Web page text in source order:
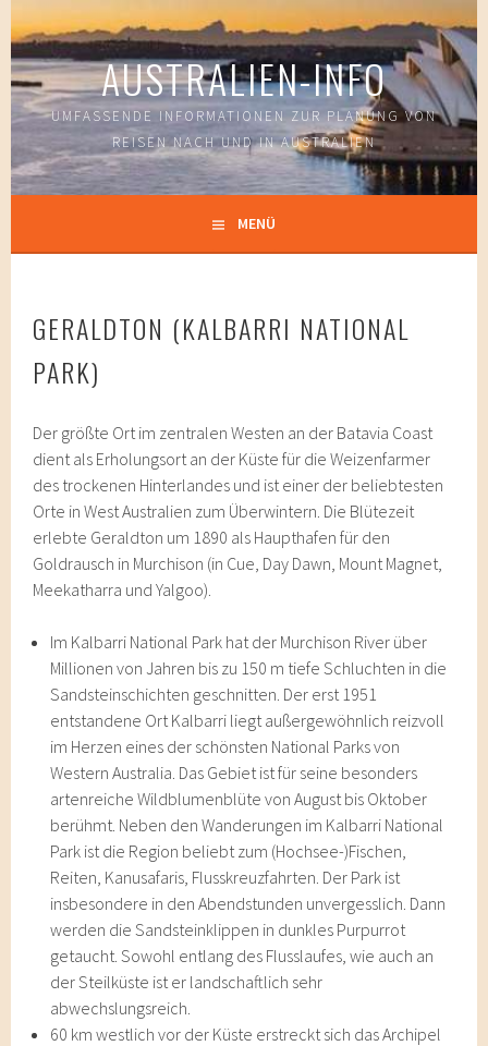
Springe
zum
Inhalt
AUSTRALIEN-INFO
UMFASSENDE INFORMATIONEN ZUR PLANUNG VON
REISEN NACH UND IN AUSTRALIEN
MENÜ
GERALDTON (KALBARRI NATIONAL
PARK)
Der größte Ort im zentralen Westen an der Batavia Coast
dient als Erholungsort an der Küste für die Weizenfarmer
des trockenen Hinterlandes und ist einer der beliebtesten
Orte in West Australien zum Überwintern. Die Blütezeit
erlebte Geraldton um 1890 als Haupthafen für den
Goldrausch in Murchison (in Cue, Day Dawn, Mount Magnet,
Meekatharra und Yalgoo).
Im Kalbarri National Park hat der Murchison River über
Millionen von Jahren bis zu 150 m tiefe Schluchten in die
Sandsteinschichten geschnitten. Der erst 1951
entstandene Ort Kalbarri liegt außergewöhnlich reizvoll
im Herzen eines der schönsten National Parks von
Western Australia. Das Gebiet ist für seine besonders
artenreiche Wildblumenblüte von August bis Oktober
berühmt. Neben den Wanderungen im Kalbarri National
Park ist die Region beliebt zum (Hochsee-)Fischen,
Reiten, Kanusafaris, Flusskreuzfahrten. Der Park ist
insbesondere in den Abendstunden unvergesslich. Dann
werden die Sandsteinklippen in dunkles Purpurrot
getaucht. Sowohl entlang des Flusslaufes, wie auch an
der Steilküste ist er landschaftlich sehr
abwechslungsreich.
60 km westlich vor der Küste erstreckt sich das Archipel